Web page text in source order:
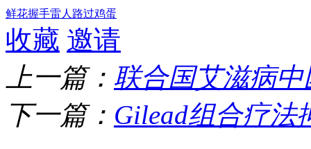
鲜花握手雷人 路过鸡蛋
收藏 邀请
上一篇： 联合国艾滋病
下一篇： Gilead组合疗法